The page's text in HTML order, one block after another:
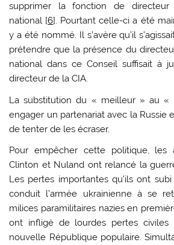
supprimer la fonction de directeur
national [6]. Pourtant celle-ci a été
y a été nommé. Il s’avère qu’il
prétendre que la présence du
national dans ce Conseil suffisait à
directeur de la CIA.
La substitution du « meilleur » au «
engager un partenariat avec la Russie
de tenter de les écraser.
Pour empêcher cette politique, les
Clinton et Nuland ont relancé la
Les pertes importantes qu’ils ont
conduit l’armée ukrainienne à se
milices paramilitaires nazies en
ont infligé de lourdes pertes civiles
nouvelle République populaire.